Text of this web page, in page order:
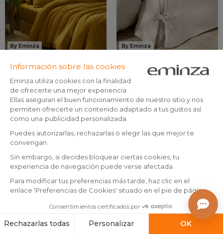
By Eminza
+30
Funda nórdica gasa de
algodón (240 cm) Gaïa
Amarillo azafrán
En existencias (
-14% 59, 69,90
Añadir a la cesta
By Eminza
+6
Cache-sommier en gasa de
algodón (90 x 190 cm) Gaïa
Beige pampaEn existencias